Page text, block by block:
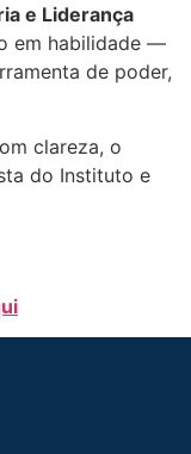
e Liderança
em habilidade —
de poder,
clareza, o
do Instituto e